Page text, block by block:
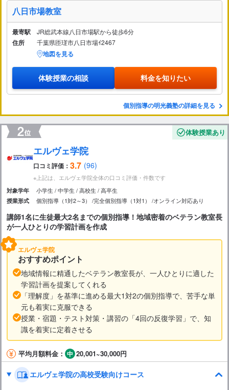
八日市場教室
最寄駅 JR総武本線八日市場駅から徒歩6分
住所 千葉県匝瑳市八日市場ｲ2467
地図を見る
体験授業の相談 料金を知りたい
個別指導の明光義塾の詳細を見る
体験授業あり
エルヴェ学院
口コミ評価： 3.7 (96)
※上記は、エルヴェ学院全体の口コミ評価・件数です
対象学年 小学生 中学生 高校生 高卒生
授業形式 個別指導（1対2～3） 完全個別指導（1対1） オンライン対応あり
講師1名に生徒最大2名までの個別指導！地域密着のベテラン教室長
が一人ひとりの学習計画を作成
エルヴェ学院
おすすめポイント
地域情報に精通したベテラン教室長が、一人ひとりに適した
学習計画を提案してくれる
「理解度」を基準に進める最大1対2の個別指導で、苦手な単
元も着実に克服できる
授業・宿題・テスト対策・講習の「4回の反復学習」で、知
識を着実に定着させる
平均月額料金： 20,001~30,000円
エルヴェ学院の高校受験向けコース